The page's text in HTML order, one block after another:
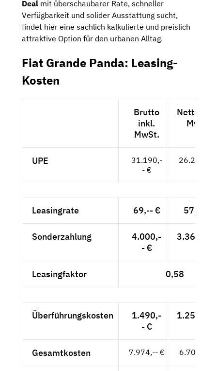
Deal mit überschaubarer Rate, schneller
Verfügbarkeit und solider Ausstattung sucht,
findet hier eine sachlich kalkulierte und preislich
attraktive Option für den urbanen Alltag.
Fiat Grande Panda: Leasing-
Kosten
Brutto
inkl.
MwSt.
Netto
MwSt.
UPE
31.190,-
- €
26.210,--
Leasingrate 69,-- € 57,98 €
Sonderzahlung
4.000,-
- €
3.361,34
Leasingfaktor 0,58
Überführungskosten
1.490,-
- €
1.252,10
Gesamtkosten 7.974,-- € 6.700,84